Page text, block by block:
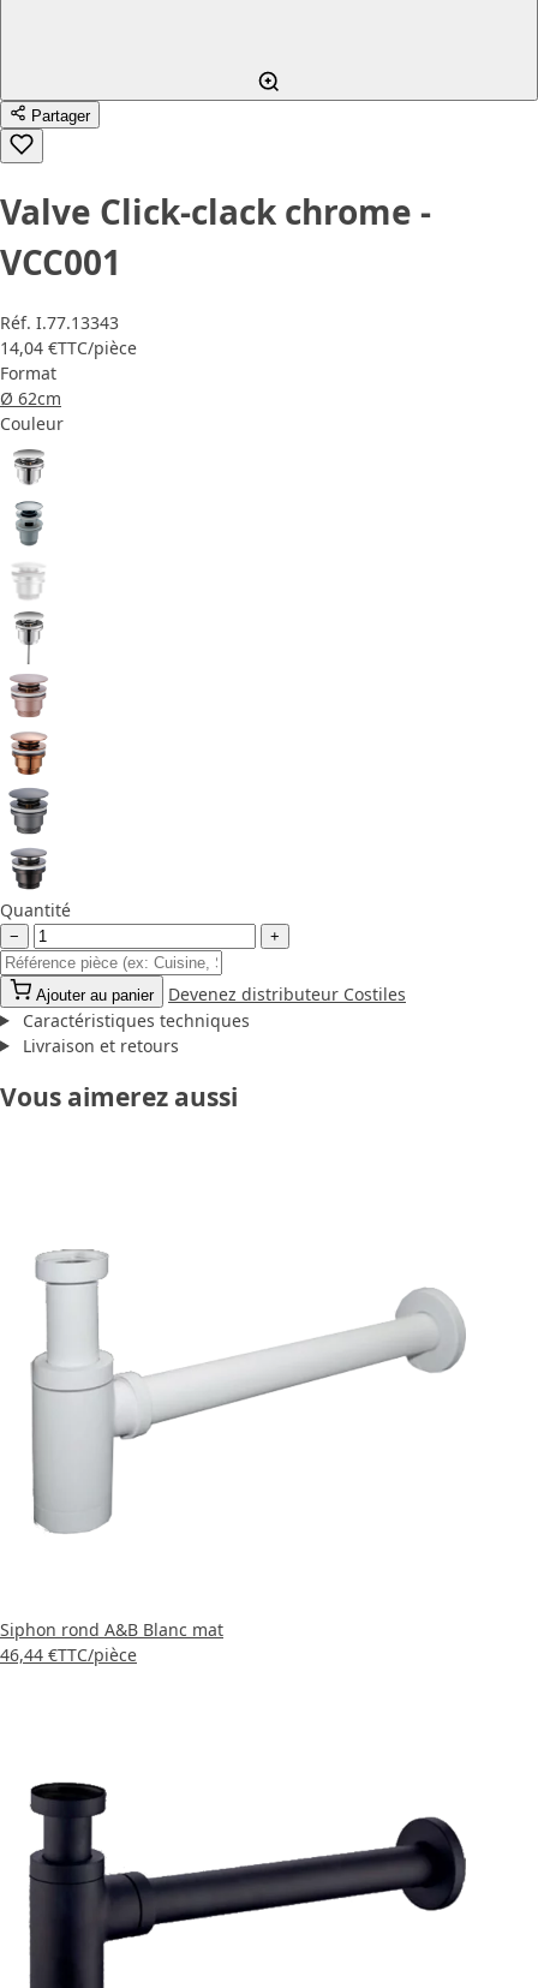
Partager
Valve Click-clack chrome -
VCC001
Réf. I.77.13343
14,04 €TTC/pièce
Format
Ø 62cm
Couleur
Quantité
− +
Ajouter au panier
Devenez distributeur Costiles
Caractéristiques techniques
Livraison et retours
Vous aimerez aussi
Siphon rond A&B Blanc mat
46,44 €TTC/pièce